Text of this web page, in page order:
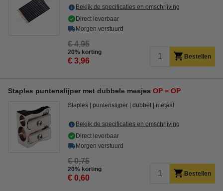
Bekijk de specificaties en omschrijving
Direct leverbaar
Morgen verstuurd
€ 4,95
20% korting
€ 3,96 Bestellen
Staples puntenslijper met dubbele mesjes OP = OP
Staples puntenslijper dubbel metaal
Bekijk de specificaties en omschrijving
Direct leverbaar
Morgen verstuurd
€ 0,75
20% korting
€ 0,60 Bestellen